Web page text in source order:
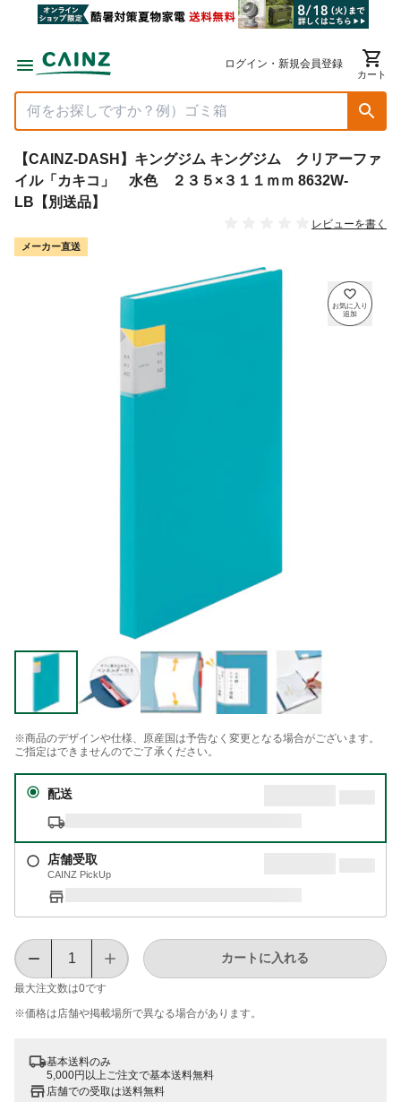
ログイン・新規会員登録
カート
【CAINZ-DASH】キングジム キングジム クリアーファ
イル「カキコ」 水色 ２３５×３１１ｍｍ 8632W-
LB【別送品】
レビューを書く
メーカー直送
※商品のデザインや仕様、原産国は予告なく変更となる場合がございます。
ご指定はできませんのでご了承ください。
配送
店舗受取
CAINZ PickUp
最大注文数は0です
カートに入れる
※価格は​店舗や​掲載場所で​異なる​場合が​あります。
基本送料のみ
5,000円以上ご注文で基本送料無料
店舗での受取は送料無料